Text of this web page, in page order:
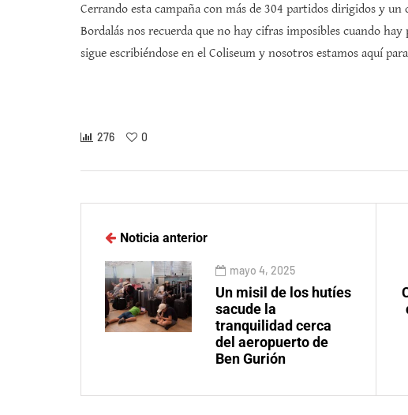
Cerrando esta campaña con más de 304 partidos dirigidos y
Bordalás nos recuerda que no hay cifras imposibles cuando
sigue escribiéndose en el Coliseum y nosotros estamos aquí
276 0
Noticia anterior
mayo 4, 2025
Un misil de los hutíes
sacude la
tranquilidad cerca
del aeropuerto de
Ben Gurión